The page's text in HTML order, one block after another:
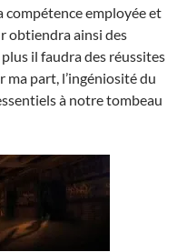
compétence employée et
obtiendra ainsi des
il faudra des réussites
ma part, l’ingéniosité du
à notre tombeau